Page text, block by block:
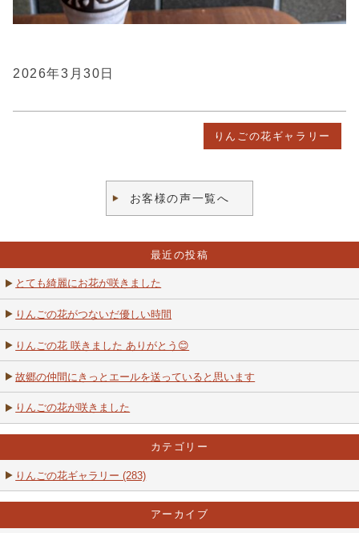
2026年3月30日
りんごの花ギャラリー
お客様の声一覧へ
最近の投稿
とても綺麗にお花が咲きました
りんごの花がつないだ優しい時間
りんごの花 咲きました ありがとう😊
故郷の仲間にきっとエールを送っていると思います
りんごの花が咲きました
カテゴリー
りんごの花ギャラリー (283)
アーカイブ